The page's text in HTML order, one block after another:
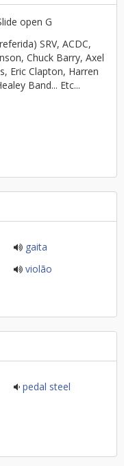
open G
SRV, ACDC,
Chuck Barry, Axel
Eric Clapton, Harren
Band... Etc...
gaita
violão
pedal steel